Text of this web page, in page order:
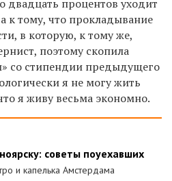
процентов уходит
к тому, что прокладывание
в которую, к тому же,
поэтому скопила
со стипендии предыдущего
я не могу жить
я живу весьма экономно.
советы поуехавших
и капелька Амстердама